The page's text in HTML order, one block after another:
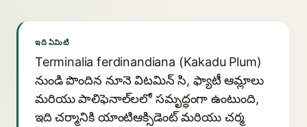
ఇది ఏమిటి
Terminalia ferdinandiana (Kakadu Plum)
నుండి పొందిన నూనె విటమిన్ సి, ఫ్యాటీ ఆమ్లాలు
మరియు పాలిఫెనాల్‌లలో సమృద్ధంగా ఉంటుంది,
ఇది చర్మానికి యాంటిఆక్సిడెంట్ మరియు చర్మ